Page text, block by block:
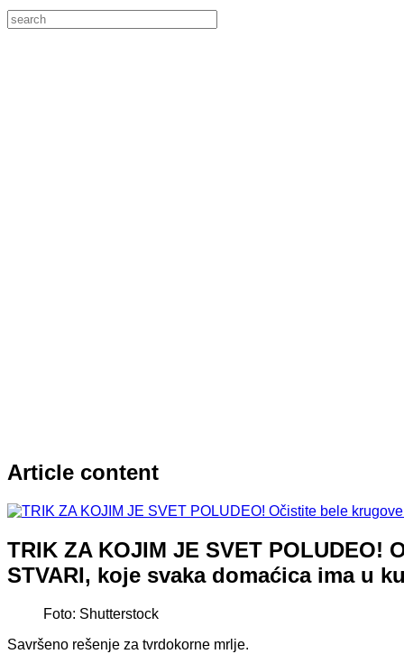
Article content
TRIK ZA KOJIM JE SVET
STVARI, koje svaka domaćica ima u
Foto: Shutterstock
Savršeno rešenje za tvrdokorne mrlje.